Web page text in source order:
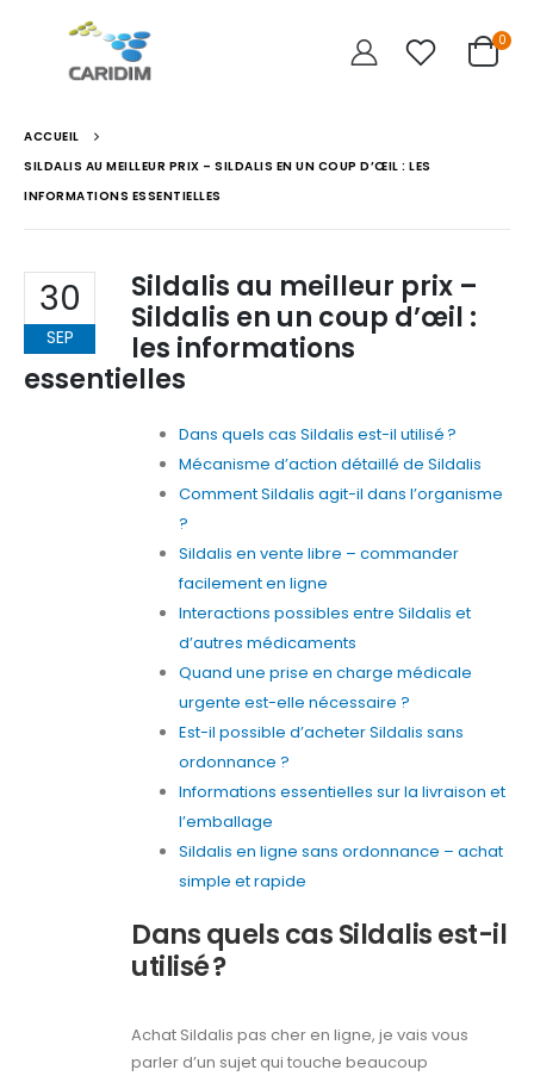
0
ACCUEIL
SILDALIS AU MEILLEUR PRIX – SILDALIS EN UN COUP D’ŒIL : LES
INFORMATIONS ESSENTIELLES
30
SEP
Sildalis au meilleur prix –
Sildalis en un coup d’œil :
les informations
essentielles
Dans quels cas Sildalis est-il utilisé ?
Mécanisme d’action détaillé de Sildalis
Comment Sildalis agit-il dans l’organisme
?
Sildalis en vente libre – commander
facilement en ligne
Interactions possibles entre Sildalis et
d’autres médicaments
Quand une prise en charge médicale
urgente est-elle nécessaire ?
Est-il possible d’acheter Sildalis sans
ordonnance ?
Informations essentielles sur la livraison et
l’emballage
Sildalis en ligne sans ordonnance – achat
simple et rapide
Dans quels cas Sildalis est-il
utilisé ?
Achat Sildalis pas cher en ligne, je vais vous
parler d’un sujet qui touche beaucoup